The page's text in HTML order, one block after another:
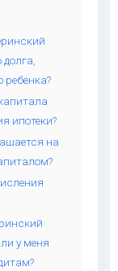
ребенка?
ипотеки?
на
у меня